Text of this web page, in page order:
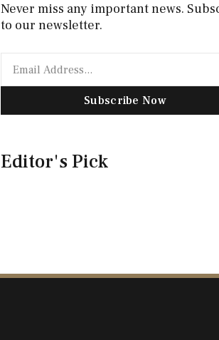
Never miss any important news.
to our newsletter.
Subscribe Now
Editor's Pick